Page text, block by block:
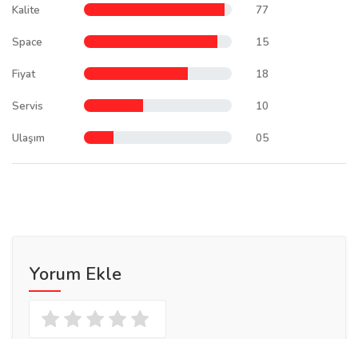
Kalite 77
Space 15
Fiyat 18
Servis 10
Ulaşım 05
Yorum Ekle